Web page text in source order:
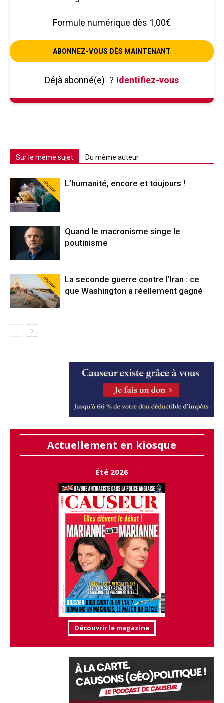
Formule numérique dès 1,00€
ABONNEZ-VOUS DÈS MAINTENANT
Déjà abonné(e) ? Identifiez-vous
Sur le même sujet Du même auteur
Abonné L’humanité, encore et toujours !
Quand le macronisme singe le
poutinisme
Abonné
La seconde guerre contre l’Iran : ce
que Washington a réellement gagné
Actuellement en kiosque
Été 2026
Découvrir le magazine